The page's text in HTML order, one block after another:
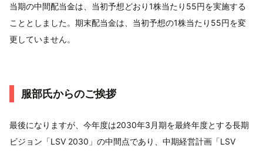
当期の中間配当金は、当初予想どおり1株当たり55円を実施する
こととしました。期末配当金は、当初予想の1株当たり55円を変
更していません。
服部氏からのご挨拶
最後になりますが、今年度は2030年3月期を最終年度とする長期
ビジョン「LSV 2030」の中間点であり、中期経営計画「LSV